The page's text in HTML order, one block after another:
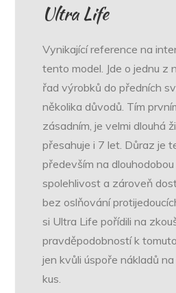
Ultra Life
Vynikající reference na
tento model. Jde o jednu z
řad výrobků do předních
několika důvodů. Tím
zásadním, je velmi dlouhá
přesahuje i 7 let. Důraz je
především na
spolehlivost a zároveň
bez oslňování
si Ultra Life pořídili na
pravděpodobností k
jen kvůli úspoře nákladů
kus.